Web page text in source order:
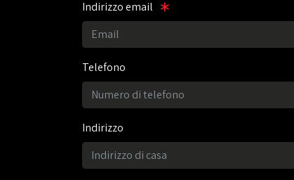
Indirizzo email
Telefono
Indirizzo